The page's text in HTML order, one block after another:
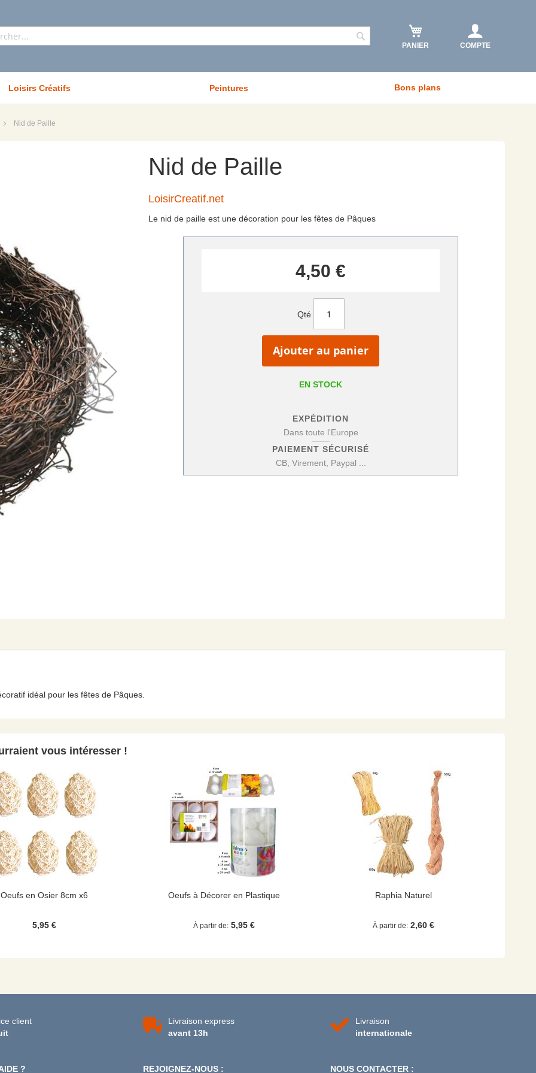
RechercherPANIER COMPTE
Loisirs Créatifs Peintures Bons plans
Nid de Paille
Nid de Paille
LoisirCreatif.net
Le nid de paille est une décoration pour les fêtes de Pâques
4,50 €
Qté
Ajouter au panier
EN STOCK
EXPÉDITION
Dans toute l'Europe
PAIEMENT SÉCURISÉ
CB, Virement, Paypal ...
idéal pour les fêtes de Pâques.
vous intéresser !
Oeufs en Osier 8cm x6
5,95 €
Oeufs à Décorer en Plastique
À partir de 5,95 €
Raphia Naturel
À partir de 2,60 €
client
Livraison express
avant 13h
Livraison
internationale
? REJOIGNEZ-NOUS : NOUS CONTACTER :